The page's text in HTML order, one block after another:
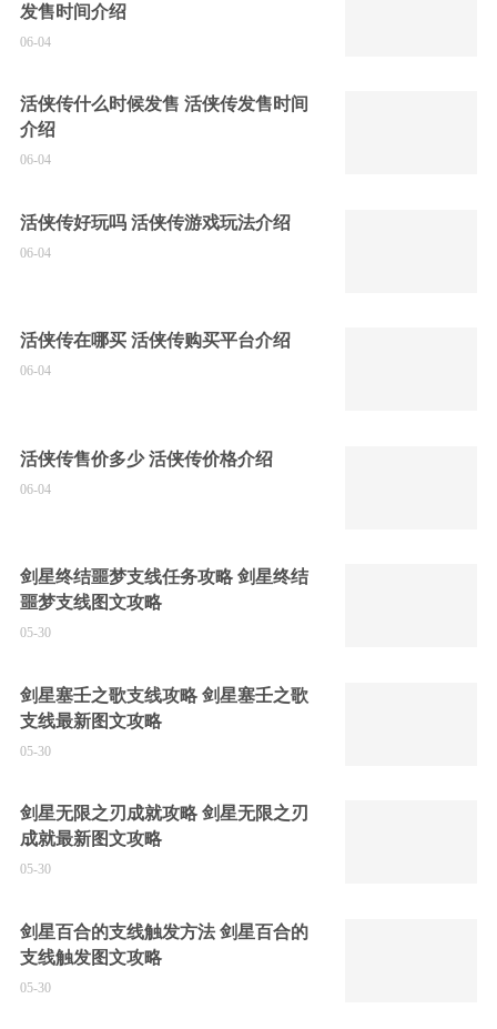
发售时间介绍
06-04
活侠传什么时候发售 活侠传发售时间
介绍
06-04
活侠传好玩吗 活侠传游戏玩法介绍
06-04
活侠传在哪买 活侠传购买平台介绍
06-04
活侠传售价多少 活侠传价格介绍
06-04
剑星终结噩梦支线任务攻略 剑星终结
噩梦支线图文攻略
05-30
剑星塞壬之歌支线攻略 剑星塞壬之歌
支线最新图文攻略
05-30
剑星无限之刃成就攻略 剑星无限之刃
成就最新图文攻略
05-30
剑星百合的支线触发方法 剑星百合的
支线触发图文攻略
05-30